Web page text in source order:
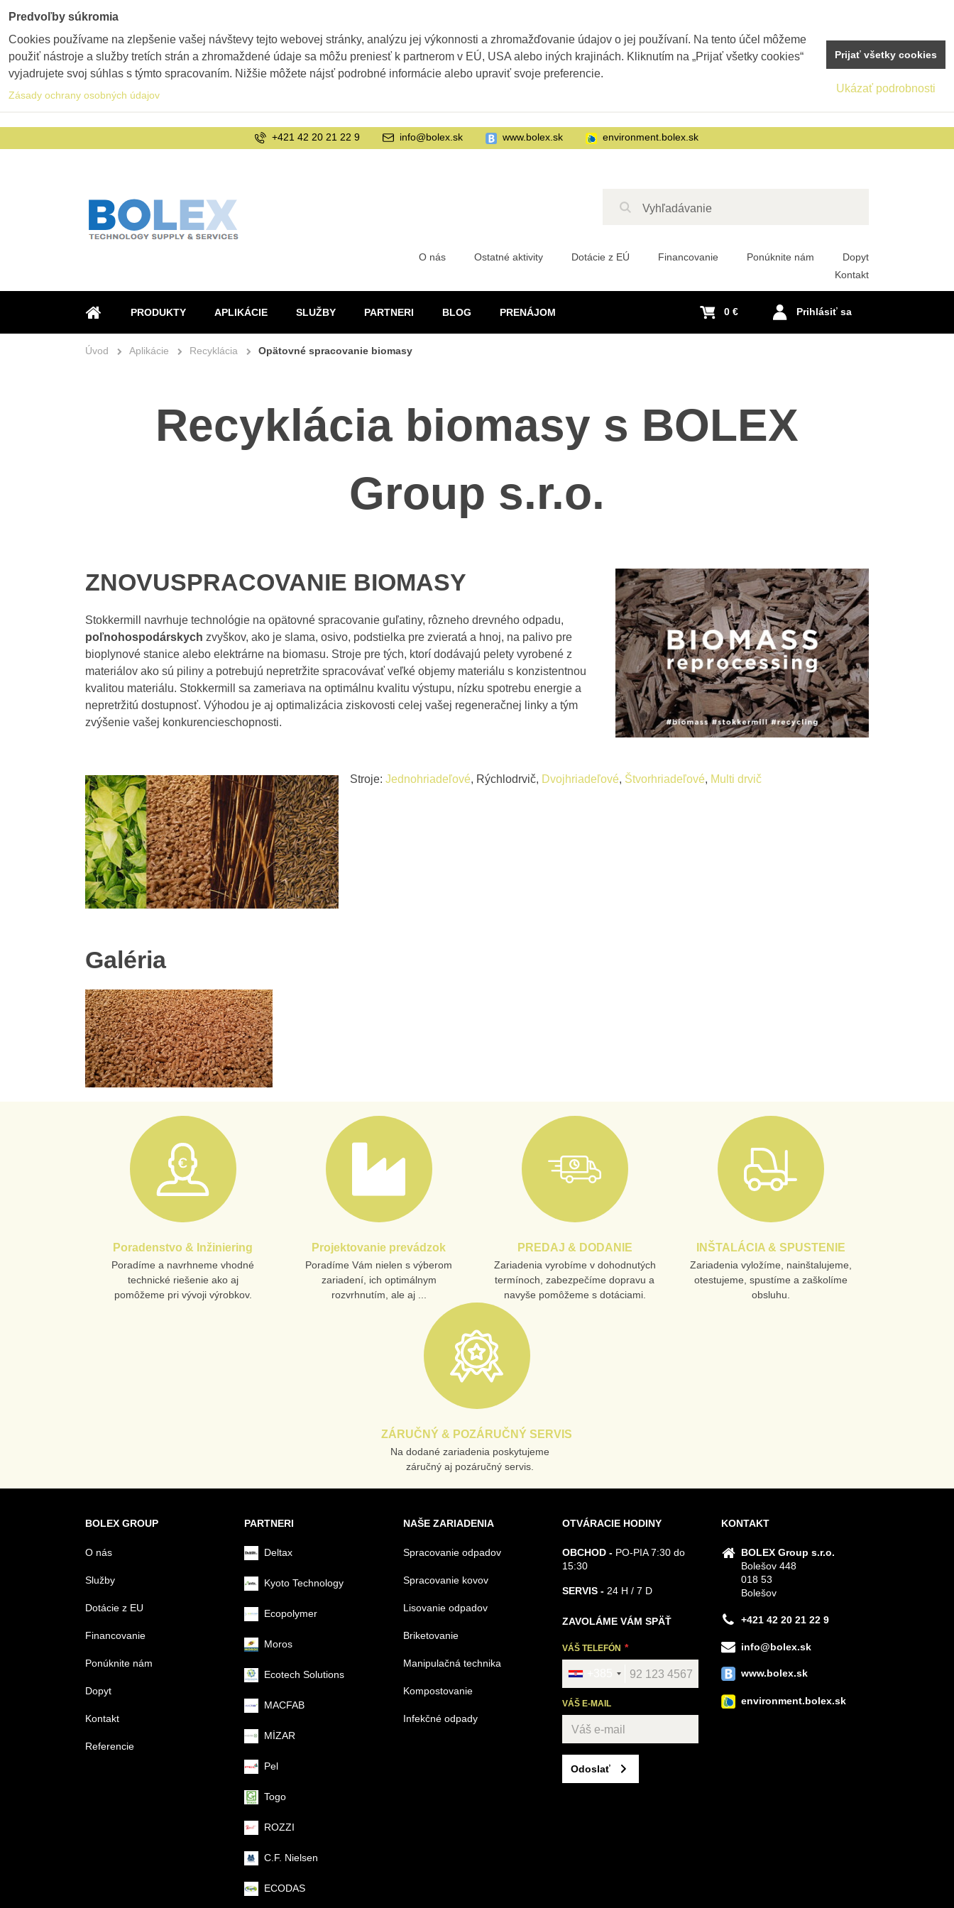
ÚVOD
PRODUKTY APLIKÁCIE SLUŽBY PARTNERI BLOG PRENÁJOM
O nás Ostatné aktivity Dotácie z EÚ Financovanie Ponúknite nám
Dopyt
Kontakt
Prihlásiť sa
0 €
+421 42 20 21 22 9 info@bolex.sk www.bolex.sk environment.bolex.sk
Úvod Aplikácie Recyklácia Opätovné spracovanie biomasy
Recyklácia biomasy s BOLEX
Group s.r.o.
ZNOVUSPRACOVANIE BIOMASY
Stokkermill navrhuje technológie na opätovné spracovanie guľatiny, rôzneho drevného odpadu,
poľnohospodárskych zvyškov, ako je slama, osivo, podstielka pre zvieratá a hnoj, na palivo pre
bioplynové stanice alebo elektrárne na biomasu. Stroje pre tých, ktorí dodávajú pelety vyrobené z
materiálov ako sú piliny a potrebujú nepretržite spracovávať veľké objemy materiálu s konzistentnou
kvalitou materiálu. Stokkermill sa zameriava na optimálnu kvalitu výstupu, nízku spotrebu energie a
nepretržitú dostupnosť. Výhodou je aj optimalizácia ziskovosti celej vašej regeneračnej linky a tým
zvýšenie vašej konkurencieschopnosti.
Stroje:Jednohriadeľové, Rýchlodrvič, Dvojhriadeľové, Štvorhriadeľové, Multi drvič
Galéria
Poradenstvo & Inžiniering
Poradíme a navrhneme vhodné
technické riešenie ako aj
pomôžeme pri vývoji výrobkov.
Projektovanie prevádzok
Poradíme Vám nielen s výberom
zariadení, ich optimálnym
rozvrhnutím, ale aj ...
PREDAJ & DODANIE
Zariadenia vyrobíme v dohodnutých
termínoch, zabezpečíme dopravu a
navyše pomôžeme s dotáciami.
INŠTALÁCIA & SPUSTENIE
Zariadenia vyložíme, nainštalujeme,
otestujeme, spustíme a zaškolíme
obsluhu.
ZÁRUČNÝ & POZÁRUČNÝ SERVIS
Na dodané zariadenia poskytujeme
záručný aj pozáručný servis.
BOLEX GROUP
O nás
Služby
Dotácie z EU
Financovanie
Ponúknite nám
Dopyt
Kontakt
Referencie
PARTNERI
Deltax
Kyoto Technology
Ecopolymer
Moros
Ecotech Solutions
MACFAB
MİZAR
Pel
Togo
ROZZI
C.F. Nielsen
ECODAS
NAŠE ZARIADENIA
Spracovanie odpadov
Spracovanie kovov
Lisovanie odpadov
Briketovanie
Manipulačná technika
Kompostovanie
Infekčné odpady
OTVÁRACIE HODINY
OBCHOD - PO-PIA 7:30 do
15:30
SERVIS - 24 H / 7 D
ZAVOLÁME VÁM SPÄŤ
VÁŠ TELEFÓN
VÁŠ E-MAIL
Odoslať
KONTAKT
BOLEX Group s.r.o.
Bolešov 448
018 53
Bolešov
+421 42 20 21 22 9
info@bolex.sk
www.bolex.sk
environment.bolex.sk
Predvoľby súkromia
Cookies používame na zlepšenie vašej návštevy tejto webovej stránky, analýzu jej výkonnosti a zhromažďovanie údajov o jej používaní. Na tento účel môžeme
použiť nástroje a služby tretích strán a zhromaždené údaje sa môžu preniesť k partnerom v EÚ, USA alebo iných krajinách. Kliknutím na „Prijať všetky cookies“
vyjadrujete svoj súhlas s týmto spracovaním. Nižšie môžete nájsť podrobné informácie alebo upraviť svoje preferencie.
Zásady ochrany osobných údajov
Ukázať podrobnosti
Prijať všetky cookies